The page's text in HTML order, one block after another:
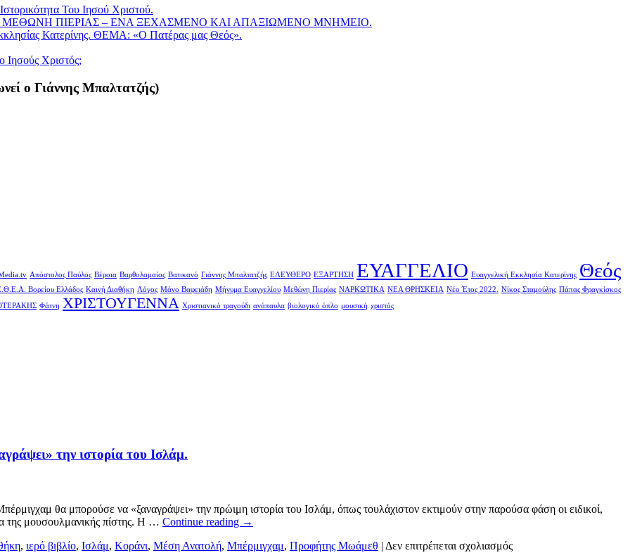
Του Ιησού Χριστού.
ΠΙΕΡΙΑΣ – ΕΝΑ ΞΕΧΑΣΜΕΝΟ ΚΑΙ ΑΠΑΞΙΩΜΕΝΟ ΜΝΗΜΕΙΟ.
Κατερίνης. ΘΕΜΑ: «Ο Πατέρας μας Θεός».
Ιησούς Χριστός;
ο Γιάννης Μπαλτατζής)
Απόστολος Παύλος Βέροια Βαρθολομαίος Βατικανό Γιάννης Μπαλτατζής ΕΛΕΥΘΕΡΟ ΕΞΑΡΤΗΣΗ ΕΥΑΓΓΕΛΙΟ Ευαγγελική Εκκλησία Κατερίνης Θεός
Βορείου Ελλάδος Καινή Διαθήκη Λόγος Μάνο Βαφειάδη Μήνυμα Ευαγγελίου Μεθώνη Πιερίας ΝΑΡΚΩΤΙΚΑ ΝΕΑ ΘΡΗΣΚΕΙΑ Νέο Έτος 2022. Νίκος Σταμούλης Πάπας Φραγκίσκος
Φάτνη ΧΡΙΣΤΟΥΓΕΝΝΑ Χριστιανικό τραγούδι ανάπαυλα βιολογικό όπλο μουσική χριστός
την ιστορία του Ισλάμ.
θα μπορούσε να «ξαναγράψει» την πρώιμη ιστορία του Ισλάμ, όπως τουλάχιστον εκτιμούν στην παρούσα φάση οι ειδικοί,
της μουσουλμανικής πίστης. Η … Continue reading →
, ιερό βιβλίο, Ισλάμ, Κοράνι, Μέση Ανατολή, Μπέρμιγχαμ, Προφήτης Μωάμεθ | Δεν επιτρέπεται σχολιασμόςστο